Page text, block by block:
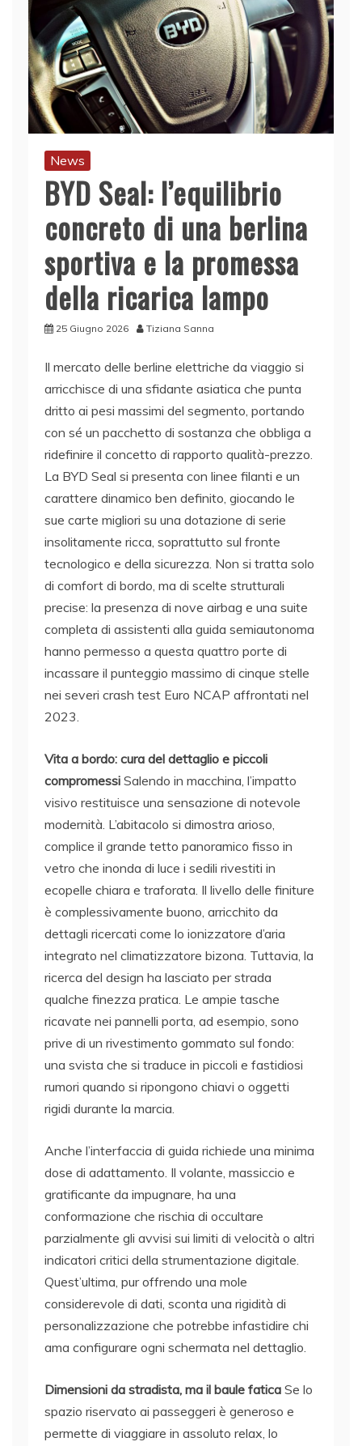
News
BYD Seal: l’equilibrio
concreto di una berlina
sportiva e la promessa
della ricarica lampo
25 Giugno 2026 Tiziana Sanna
Il mercato delle berline elettriche da viaggio si
arricchisce di una sfidante asiatica che punta
dritto ai pesi massimi del segmento, portando
con sé un pacchetto di sostanza che obbliga a
ridefinire il concetto di rapporto qualità-prezzo.
La BYD Seal si presenta con linee filanti e un
carattere dinamico ben definito, giocando le
sue carte migliori su una dotazione di serie
insolitamente ricca, soprattutto sul fronte
tecnologico e della sicurezza. Non si tratta solo
di comfort di bordo, ma di scelte strutturali
precise: la presenza di nove airbag e una suite
completa di assistenti alla guida semiautonoma
hanno permesso a questa quattro porte di
incassare il punteggio massimo di cinque stelle
nei severi crash test Euro NCAP affrontati nel
2023.
Vita a bordo: cura del dettaglio e piccoli
compromessi Salendo in macchina, l’impatto
visivo restituisce una sensazione di notevole
modernità. L’abitacolo si dimostra arioso,
complice il grande tetto panoramico fisso in
vetro che inonda di luce i sedili rivestiti in
ecopelle chiara e traforata. Il livello delle finiture
è complessivamente buono, arricchito da
dettagli ricercati come lo ionizzatore d’aria
integrato nel climatizzatore bizona. Tuttavia, la
ricerca del design ha lasciato per strada
qualche finezza pratica. Le ampie tasche
ricavate nei pannelli porta, ad esempio, sono
prive di un rivestimento gommato sul fondo:
una svista che si traduce in piccoli e fastidiosi
rumori quando si ripongono chiavi o oggetti
rigidi durante la marcia.
Anche l’interfaccia di guida richiede una minima
dose di adattamento. Il volante, massiccio e
gratificante da impugnare, ha una
conformazione che rischia di occultare
parzialmente gli avvisi sui limiti di velocità o altri
indicatori critici della strumentazione digitale.
Quest’ultima, pur offrendo una mole
considerevole di dati, sconta una rigidità di
personalizzazione che potrebbe infastidire chi
ama configurare ogni schermata nel dettaglio.
Dimensioni da stradista, ma il baule fatica Se lo
spazio riservato ai passeggeri è generoso e
permette di viaggiare in assoluto relax, lo